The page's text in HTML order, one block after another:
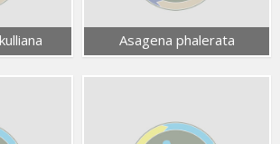
Asagena phalerata